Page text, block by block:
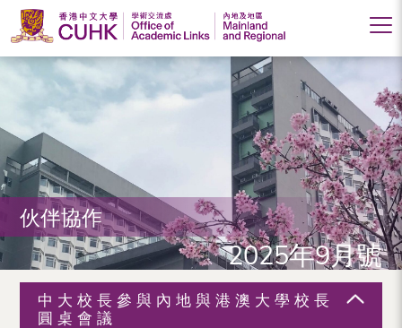
香
港
中
文
大
學
學
術
伙伴協作
2025年9月號
中大校長參與內地與港澳大學校長
圓桌會議